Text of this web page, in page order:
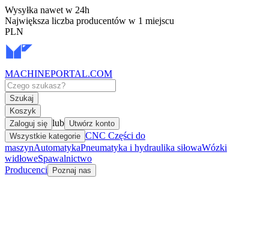
Wysyłka nawet w 24h
Największa liczba producentów w 1 miejscu
PLN
MACHINEPORTAL.COM
Szukaj
Koszyk
Zaloguj się lub Utwórz konto
Wszystkie kategorie CNC Części do
maszynAutomatykaPneumatyka i hydraulika siłowaWózki
widłoweSpawalnictwo
Producenci
Poznaj nas